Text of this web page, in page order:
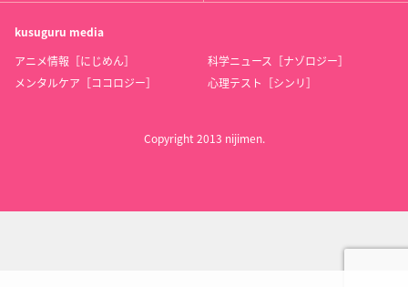
kusuguru media
アニメ情報［にじめん］
科学ニュース［ナゾロジー］
メンタルケア［ココロジー］
心理テスト［シンリ］
Copyright 2013 nijimen.